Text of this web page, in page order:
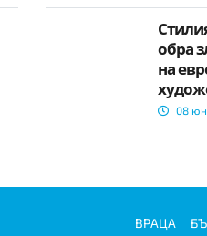
обра
на
08
ВРАЦА